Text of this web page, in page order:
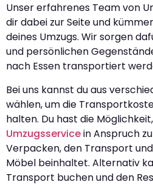
Unser erfahrenes Team von
dir dabei zur Seite und
deines Umzugs. Wir sorgen
und persönlichen
nach Essen transportiert
Bei uns kannst du aus
wählen, um die
halten. Du hast die
Umzugsservicein Anspruch
Verpacken, den Transport
Möbel beinhaltet. Alternativ
Transport buchen und den